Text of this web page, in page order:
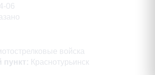
06
войска
пункт: Краснотурьинск